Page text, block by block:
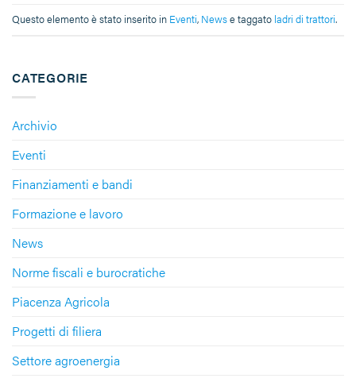
CATEGORIE
Archivio
Eventi
Finanziamenti e bandi
Formazione e lavoro
News
Norme fiscali e burocratiche
Piacenza Agricola
Progetti di filiera
Settore agroenergia
Questo elemento è stato inserito in Eventi, Newse taggato ladri di trattori.